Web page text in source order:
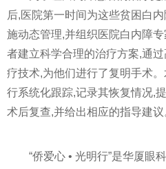
后,医院第一时间为这些贫困白
施动态管理,并组织医院白内障
者建立科学合理的治疗方案,通
疗技术,为他们进行了复明手术
行系统化跟踪,记录其恢复情况,
术后复查,并给出相应的指导建议
“侨爱心 • 光明行”是华厦眼